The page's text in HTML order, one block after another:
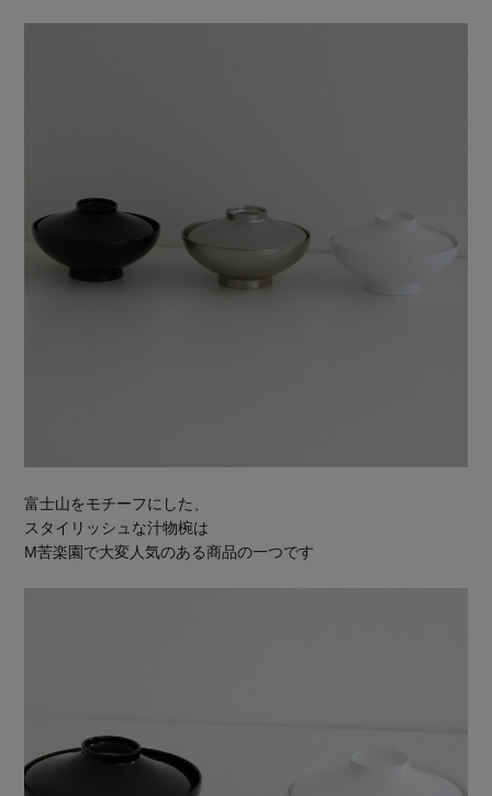
富士山をモチーフにした、
スタイリッシュな汁物椀は
M苦楽園で大変人気のある商品の一つです